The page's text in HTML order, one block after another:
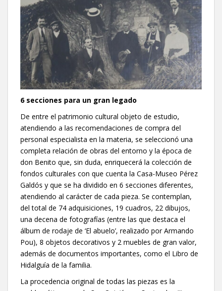
6 secciones para un gran legado
De entre el patrimonio cultural objeto de estudio,
atendiendo a las recomendaciones de compra del
personal especialista en la materia, se seleccionó una
completa relación de obras del entorno y la época de
don Benito que, sin duda, enriquecerá la colección de
fondos culturales con que cuenta la Casa-Museo Pérez
Galdós y que se ha dividido en 6 secciones diferentes,
atendiendo al carácter de cada pieza. Se contemplan,
del total de 74 adquisiciones, 19 cuadros, 22 dibujos,
una decena de fotografías (entre las que destaca el
álbum de rodaje de ‘El abuelo’, realizado por Armando
Pou), 8 objetos decorativos y 2 muebles de gran valor,
además de documentos importantes, como el Libro de
Hidalguía de la familia.
La procedencia original de todas las piezas es la